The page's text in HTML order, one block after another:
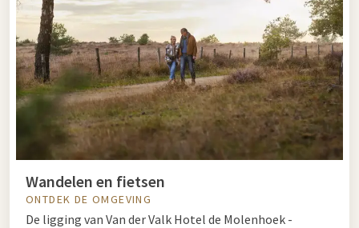
Wandelen en fietsen
ONTDEK DE OMGEVING
De ligging van Van der Valk Hotel de Molenhoek -